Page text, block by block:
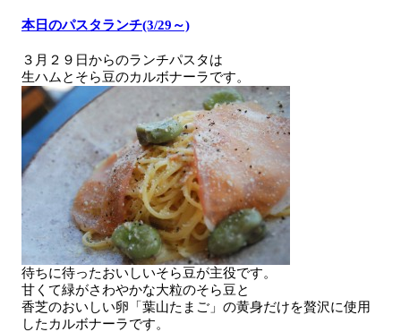
本日のパスタランチ(3/29～)
３月２９日からのランチパスタは
生ハムとそら豆のカルボナーラです。
待ちに待ったおいしいそら豆が主役です。
甘くて緑がさわやかな大粒のそら豆と
香芝のおいしい卵「葉山たまご」の黄身だけを贅沢に使用
したカルボナーラです。